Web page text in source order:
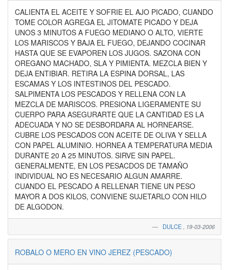
CALIENTA EL ACEITE Y SOFRIE EL AJO PICADO, CUANDO
TOME COLOR AGREGA EL JITOMATE PICADO Y DEJA
UNOS 3 MINUTOS A FUEGO MEDIANO O ALTO, VIERTE
LOS MARISCOS Y BAJA EL FUEGO, DEJANDO COCINAR
HASTA QUE SE EVAPOREN LOS JUGOS. SAZONA CON
OREGANO MACHADO, SLA Y PIMIENTA. MEZCLA BIEN Y
DEJA ENTIBIAR. RETIRA LA ESPINA DORSAL, LAS
ESCAMAS Y LOS INTESTINOS DEL PESCADO.
SALPIMENTA LOS PESCADOS Y RELLENA CON LA
MEZCLA DE MARISCOS. PRESIONA LIGERAMENTE SU
CUERPO PARA ASEGURARTE QUE LA CANTIDAD ES LA
ADECUADA Y NO SE DESBORDARA AL HORNEARSE.
CUBRE LOS PESCADOS CON ACEITE DE OLIVA Y SELLA
CON PAPEL ALUMINIO. HORNEA A TEMPERATURA MEDIA
DURANTE 20 A 25 MINUTOS. SIRVE SIN PAPEL.
GENERALMENTE, EN LOS PESACDOS DE TAMAÑO
INDIVIDUAL NO ES NECESARIO ALGUN AMARRE.
CUANDO EL PESCADO A RELLENAR TIENE UN PESO
MAYOR A DOS KILOS, CONVIENE SUJETARLO CON HILO
DE ALGODON.
DULCE 19-03-2006
ROBALO O MERO EN VINO JEREZ (PESCADO)